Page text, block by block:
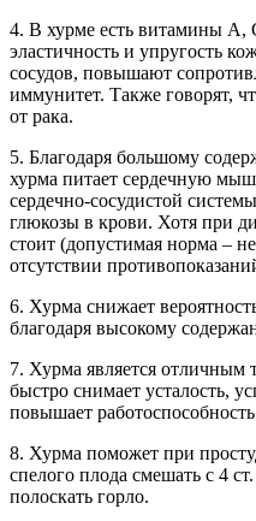
4. В хурме есть витамины А,
эластичность и упругость
сосудов, повышают
иммунитет. Также говорят,
от рака.
5. Благодаря большому
хурма питает сердечную
сердечно-сосудистой
глюкозы в крови. Хотя при
стоит (допустимая норма –
отсутствии
6. Хурма снижает
благодаря высокому
7. Хурма является
быстро снимает усталость,
повышает
8. Хурма поможет при
спелого плода смешать с 4
полоскать горло.